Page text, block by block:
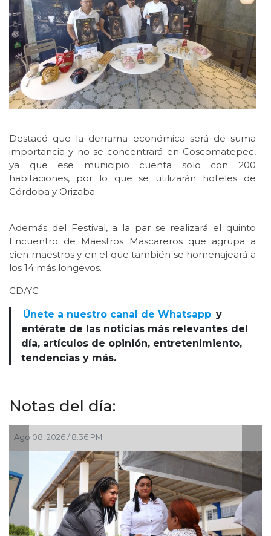
Destacó que la derrama económica será de suma
importancia y no se concentrará en Coscomatepec,
ya que ese municipio cuenta solo con 200
habitaciones, por lo que se utilizarán hoteles de
Córdoba y Orizaba.
Además del Festival, a la par se realizará el quinto
Encuentro de Maestros Mascareros que agrupa a
cien maestros y en el que también se homenajeará a
los 14 más longevos.
CD/YC
Únete a nuestro canal de Whatsapp y
entérate de las noticias más relevantes del
día, artículos de opinión, entretenimiento,
tendencias y más.
Notas del día: